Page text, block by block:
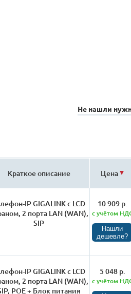
Не нашли
Краткое описание Цена
IP GIGALINK с LCD
2 порта LAN (WAN),
SIP
10 909 р.
с учётом
Нашли
дешевле?
IP GIGALINK с LCD
2 порта LAN (WAN),
POE + Блок питания
5 048 р.
с учётом